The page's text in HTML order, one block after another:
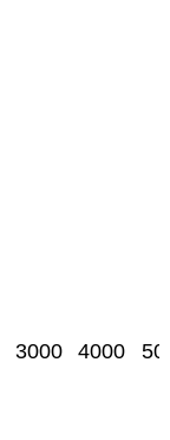
3000 4000